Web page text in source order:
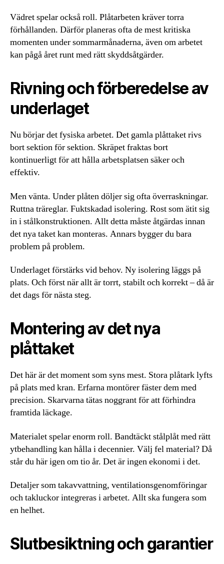
Vädret spelar också roll. Plåtarbeten kräver torra
förhållanden. Därför planeras ofta de mest kritiska
momenten under sommarmånaderna, även om arbetet
kan pågå året runt med rätt skyddsåtgärder.
Rivning och förberedelse av
underlaget
Nu börjar det fysiska arbetet. Det gamla plåttaket rivs
bort sektion för sektion. Skräpet fraktas bort
kontinuerligt för att hålla arbetsplatsen säker och
effektiv.
Men vänta. Under plåten döljer sig ofta överraskningar.
Ruttna träreglar. Fuktskadad isolering. Rost som ätit sig
in i stålkonstruktionen. Allt detta måste åtgärdas innan
det nya taket kan monteras. Annars bygger du bara
problem på problem.
Underlaget förstärks vid behov. Ny isolering läggs på
plats. Och först när allt är torrt, stabilt och korrekt – då är
det dags för nästa steg.
Montering av det nya
plåttaket
Det här är det moment som syns mest. Stora plåtark lyfts
på plats med kran. Erfarna montörer fäster dem med
precision. Skarvarna tätas noggrant för att förhindra
framtida läckage.
Materialet spelar enorm roll. Bandtäckt stålplåt med rätt
ytbehandling kan hålla i decennier. Välj fel material? Då
står du här igen om tio år. Det är ingen ekonomi i det.
Detaljer som takavvattning, ventilationsgenomföringar
och takluckor integreras i arbetet. Allt ska fungera som
en helhet.
Slutbesiktning och garantier